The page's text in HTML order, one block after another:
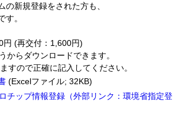
の新規登録をされた方も、
す。
円 (再交付：1,600円)
らダウンロードできます。
ので正確に記入してください。
(Excelファイル; 32KB)
チップ情報登録（外部リンク：環境省指定登